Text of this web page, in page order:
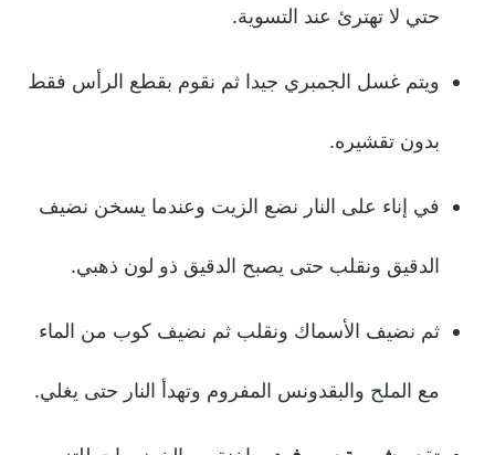
حتي لا تهترئ عند التسوية.
ويتم غسل الجمبري جيدا ثم نقوم بقطع الرأس فقط
بدون تقشيره.
في إناء على النار نضع الزيت وعندما يسخن نضيف
الدقيق ونقلب حتى يصبح الدقيق ذو لون ذهبي.
ثم نضيف الأسماك ونقلب ثم نضيف كوب من الماء
مع الملح والبقدونس المفروم وتهدأ النار حتى يغلي.